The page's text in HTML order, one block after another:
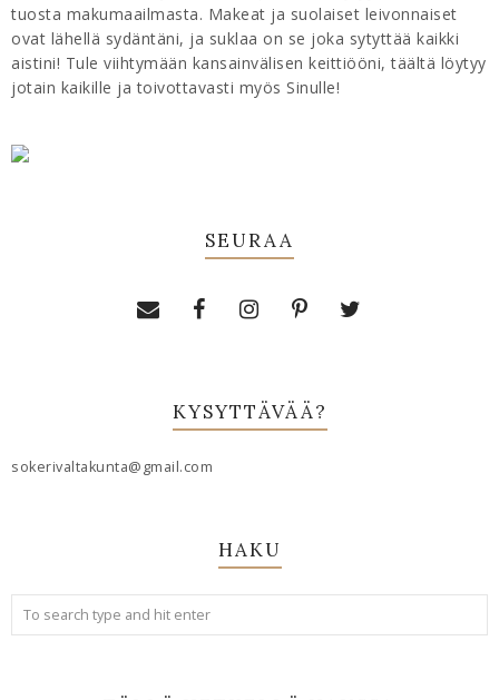
tuosta makumaailmasta. Makeat ja suolaiset leivonnaiset
ovat lähellä sydäntäni, ja suklaa on se joka sytyttää kaikki
aistini! Tule viihtymään kansainvälisen keittiööni, täältä löytyy
jotain kaikille ja toivottavasti myös Sinulle!
SEURAA
KYSYTTÄVÄÄ?
sokerivaltakunta@gmail.com
HAKU